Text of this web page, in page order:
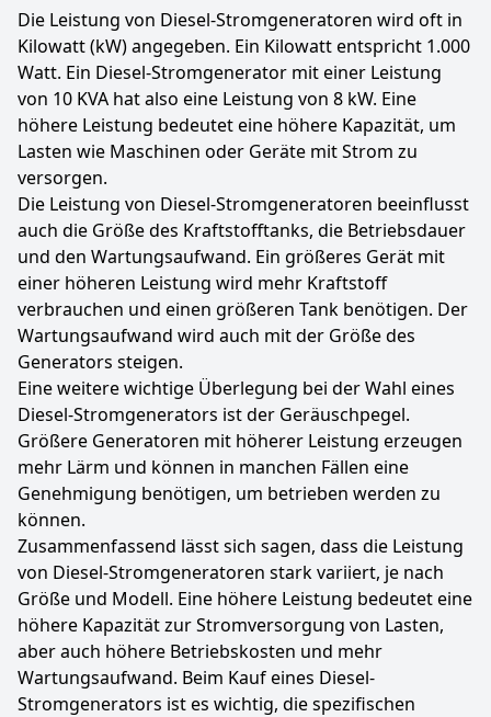
Die Leistung von Diesel-Stromgeneratoren wird oft in
Kilowatt (kW) angegeben. Ein Kilowatt entspricht 1.000
Watt. Ein Diesel-Stromgenerator mit einer Leistung
von 10 KVA hat also eine Leistung von 8 kW. Eine
höhere Leistung bedeutet eine höhere Kapazität, um
Lasten wie Maschinen oder Geräte mit Strom zu
versorgen.
Die Leistung von Diesel-Stromgeneratoren beeinflusst
auch die Größe des Kraftstofftanks, die Betriebsdauer
und den Wartungsaufwand. Ein größeres Gerät mit
einer höheren Leistung wird mehr Kraftstoff
verbrauchen und einen größeren Tank benötigen. Der
Wartungsaufwand wird auch mit der Größe des
Generators steigen.
Eine weitere wichtige Überlegung bei der Wahl eines
Diesel-Stromgenerators ist der Geräuschpegel.
Größere Generatoren mit höherer Leistung erzeugen
mehr Lärm und können in manchen Fällen eine
Genehmigung benötigen, um betrieben werden zu
können.
Zusammenfassend lässt sich sagen, dass die Leistung
von Diesel-Stromgeneratoren stark variiert, je nach
Größe und Modell. Eine höhere Leistung bedeutet eine
höhere Kapazität zur Stromversorgung von Lasten,
aber auch höhere Betriebskosten und mehr
Wartungsaufwand. Beim Kauf eines Diesel-
Stromgenerators ist es wichtig, die spezifischen